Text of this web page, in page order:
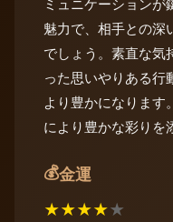
ミュニケーションが
魅力で、相手との深
でしょう。素直な気
った思いやりある行
より豊かになります
により豊かな彩りを
💰金運
★★★★★